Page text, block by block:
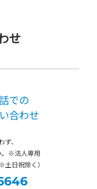
せ
での
合わせ
、
。※法人専用
土日祝除く）